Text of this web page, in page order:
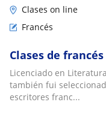
Clases on line
Francés
Clases de
Licenciado en
también fui
escritores franc...